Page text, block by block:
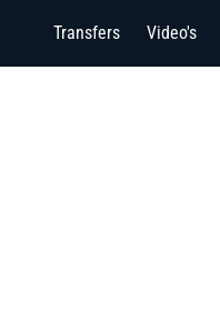
Transfers Video's